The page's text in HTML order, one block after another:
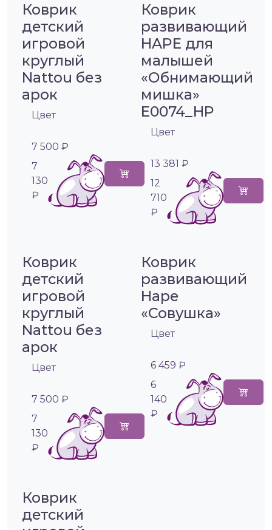
Коврик
детский
игровой
круглый
Nattou без
арок
Цвет
7 500 ₽
7
130
₽
Коврик
развивающий
HAPE для
малышей
«Обнимающий
мишка»
E0074_HP
Цвет
13 381 ₽
12
710
₽
Коврик
детский
игровой
круглый
Nattou без
арок
Цвет
7 500 ₽
7
130
₽
Коврик
развивающий
Hape
«Совушка»
Цвет
6 459 ₽
6
140
₽
Коврик
детский